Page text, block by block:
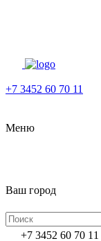
+7 3452 60 70 11
Меню
Ваш город
+7 3452 60 70 11